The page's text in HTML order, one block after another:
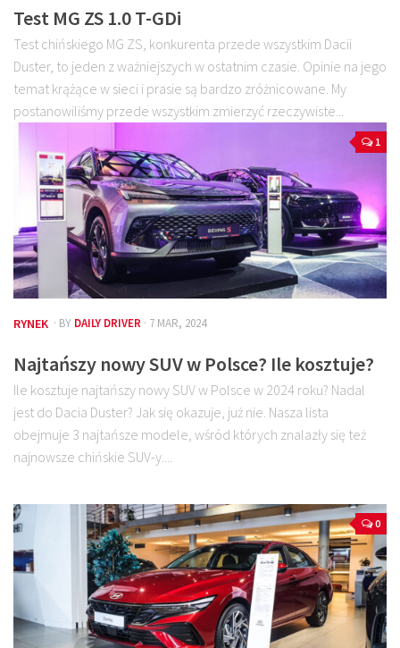
Test MG ZS 1.0 T-GDi
Test chińskiego MG ZS, konkurenta przede wszystkim Dacii
Duster, to jeden z ważniejszych w ostatnim czasie. Opinie na jego
temat krążące w sieci i prasie są bardzo zróżnicowane. My
postanowiliśmy przede wszystkim zmierzyć rzeczywiste...
1
RYNEK · BY DAILY DRIVER · 7 MAR, 2024
Najtańszy nowy SUV w Polsce? Ile kosztuje?
Ile kosztuje najtańszy nowy SUV w Polsce w 2024 roku? Nadal
jest do Dacia Duster? Jak się okazuje, już nie. Nasza lista
obejmuje 3 najtańsze modele, wśród których znalazły się też
najnowsze chińskie SUV-y....
0